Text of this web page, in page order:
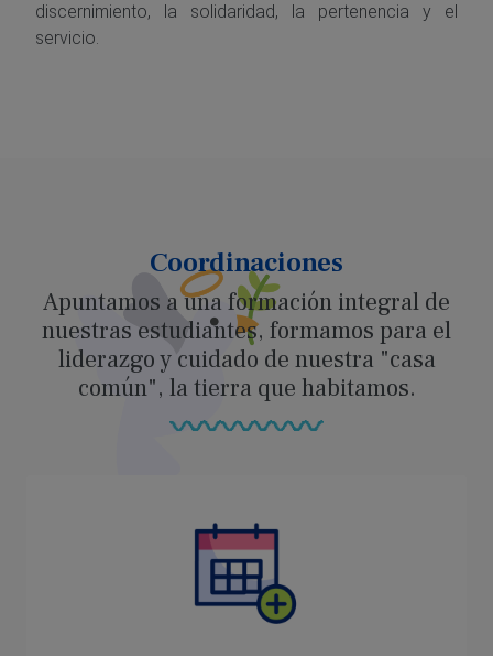
discernimiento, la solidaridad, la pertenencia y el
servicio.
Coordinaciones
Apuntamos a una formación integral de
nuestras estudiantes, formamos para el
liderazgo y cuidado de nuestra "casa
común", la tierra que habitamos.